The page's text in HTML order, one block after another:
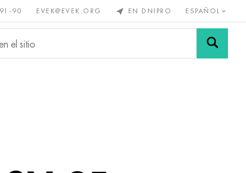
90 EVEK@EVEK.ORG EN DNIPRO ESPAÑOL
Aleación de Mallas y